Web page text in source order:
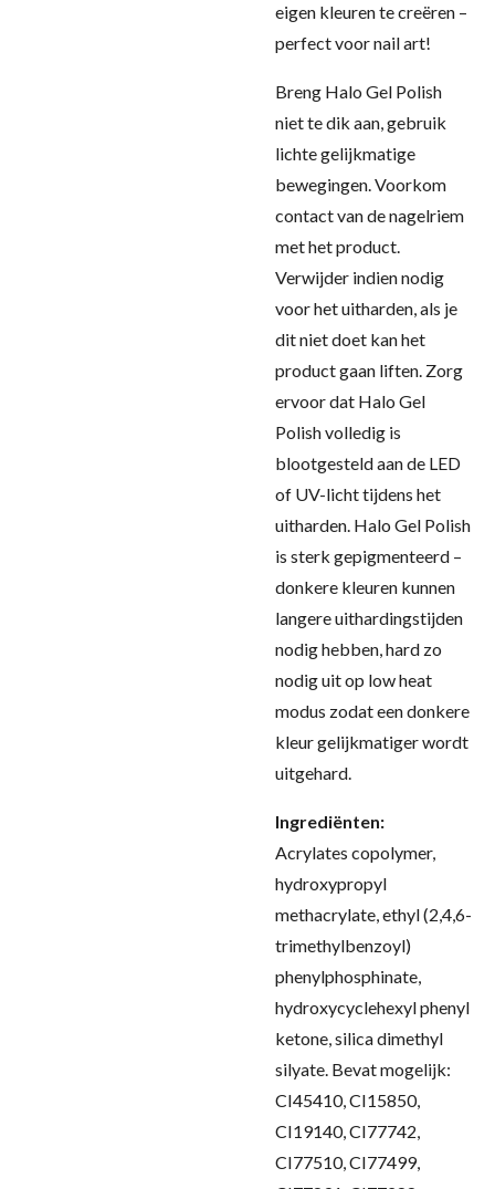
eigen kleuren te creëren –
perfect voor nail art!
Breng Halo Gel Polish
niet te dik aan, gebruik
lichte gelijkmatige
bewegingen. Voorkom
contact van de nagelriem
met het product.
Verwijder indien nodig
voor het uitharden, als je
dit niet doet kan het
product gaan liften. Zorg
ervoor dat Halo Gel
Polish volledig is
blootgesteld aan de LED
of UV-licht tijdens het
uitharden. Halo Gel Polish
is sterk gepigmenteerd –
donkere kleuren kunnen
langere uithardingstijden
nodig hebben, hard zo
nodig uit op low heat
modus zodat een donkere
kleur gelijkmatiger wordt
uitgehard.
Ingrediënten:
Acrylates copolymer,
hydroxypropyl
methacrylate, ethyl (2,4,6-
trimethylbenzoyl)
phenylphosphinate,
hydroxycyclehexyl phenyl
ketone, silica dimethyl
silyate. Bevat mogelijk:
CI45410, CI15850,
CI19140, CI77742,
CI77510, CI77499,